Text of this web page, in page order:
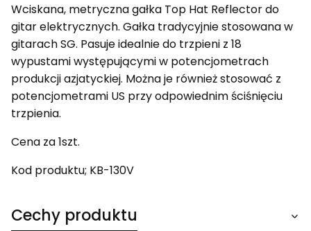
Wciskana, metryczna gałka Top Hat Reflector do
gitar elektrycznych. Gałka tradycyjnie stosowana w
gitarach SG. Pasuje idealnie do trzpieni z 18
wypustami występującymi w potencjometrach
produkcji azjatyckiej. Można je również stosować z
potencjometrami US przy odpowiednim ściśnięciu
trzpienia.
Cena za 1szt.
Kod produktu; KB-130V
Cechy produktu